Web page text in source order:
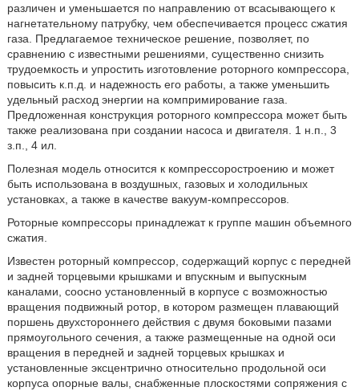
различен и уменьшается по направлению от всасывающего к
нагнетательному патрубку, чем обеспечивается процесс сжатия
газа. Предлагаемое техническое решение, позволяет, по
сравнению с известными решениями, существенно снизить
трудоемкость и упростить изготовление роторного компрессора,
повысить к.п.д. и надежность его работы, а также уменьшить
удельный расход энергии на компримирование газа.
Предложенная конструкция роторного компрессора может быть
также реализована при создании насоса и двигателя. 1 н.п., 3
з.п., 4 ил.
Полезная модель относится к компрессоростроению и может
быть использована в воздушных, газовых и холодильных
установках, а также в качестве вакуум-компрессоров.
Роторные компрессоры принадлежат к группе машин объемного
сжатия.
Известен роторный компрессор, содержащий корпус с передней
и задней торцевыми крышками и впускным и выпускным
каналами, соосно установленный в корпусе с возможностью
вращения подвижный ротор, в котором размещен плавающий
поршень двухстороннего действия с двумя боковыми пазами
прямоугольного сечения, а также размещенные на одной оси
вращения в передней и задней торцевых крышках и
установленные эксцентрично относительно продольной оси
корпуса опорные валы, снабженные плоскостями сопряжения с